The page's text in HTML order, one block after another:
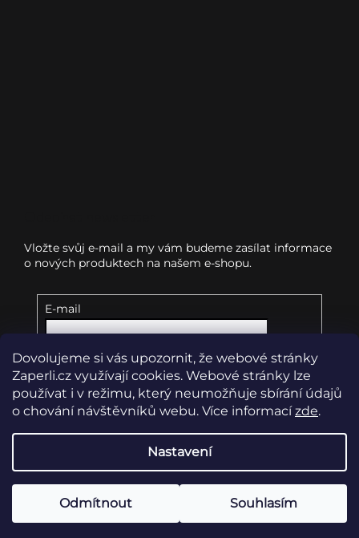
Dovolujeme si vás upozornit, že webové stránky
Zaperli.cz využívají cookies. Webové stránky lze
používat i v režimu, který neumožňuje sbírání údajů
o chování návštěvníků webu. Více informacízde.
Nastavení
Odmítnout Souhlasím
Vložte svůj e-mail a my vám budeme zasílat informace
o nových produktech na našem e-shopu.
E-mail
Vložením e-mailu souhlasíte s podmínkami
ochrany osobních údajů
Přihlásit se
Copyright 2026Zaperli.cz. Všechna práva vyhrazena.
Upravit nastavení cookies